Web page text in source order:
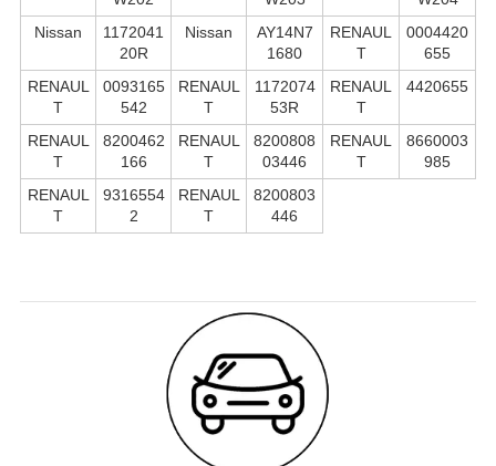
Nissan
1172041
20R
Nissan
AY14N7
1680
RENAUL
T
0004420
655
RENAUL
T
0093165
542
RENAUL
T
1172074
53R
RENAUL
T
4420655
RENAUL
T
8200462
166
RENAUL
T
8200808
03446
RENAUL
T
8660003
985
RENAUL
T
9316554
2
RENAUL
T
8200803
446